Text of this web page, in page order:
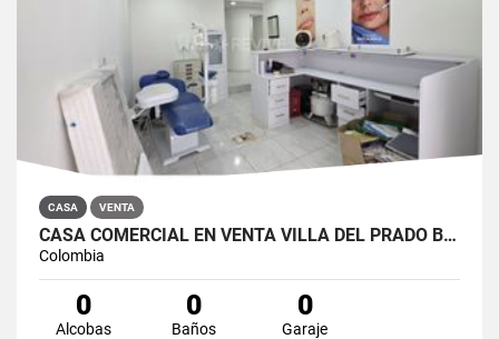
CASA VENTA
CASA COMERCIAL EN VENTA VILLA DEL PRADO BOGOTÁ NORTE
Colombia
0
Alcobas
0
Baños
0
Garaje